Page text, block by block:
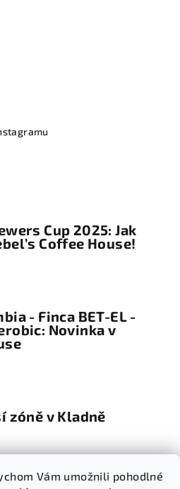
Vám umožnili pohodlné
Cup 2025: Jak
Coffee House!
- Finca BET-EL -
Novinka v
zóně v Kladně